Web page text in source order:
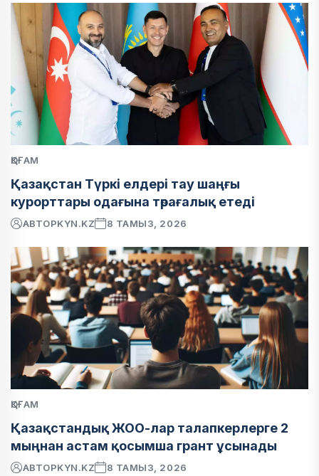
ҚОҒАМ
Қазақстан Түркі елдері тау шаңғы
курорттары одағына төрағалық етеді
АВТОРKYN.KZ 8 ТАМЫЗ, 2026
ҚОҒАМ
Қазақстандық ЖОО-лар талапкерлерге 2
мыңнан астам қосымша грант ұсынады
АВТОРKYN.KZ 8 ТАМЫЗ, 2026